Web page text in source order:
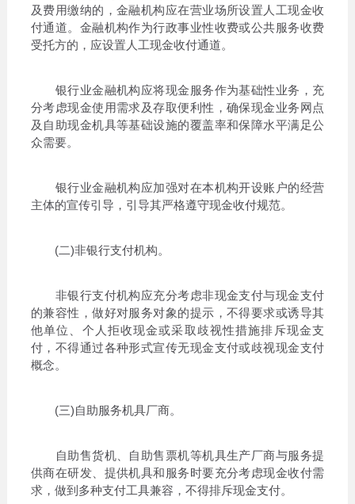
及费用缴纳的，金融机构应在营业场所设置人工现金收
付通道。金融机构作为行政事业性收费或公共服务收费
受托方的，应设置人工现金收付通道。
银行业金融机构应将现金服务作为基础性业务，充
分考虑现金使用需求及存取便利性，确保现金业务网点
及自助现金机具等基础设施的覆盖率和保障水平满足公
众需要。
银行业金融机构应加强对在本机构开设账户的经营
主体的宣传引导，引导其严格遵守现金收付规范。
(二)非银行支付机构。
非银行支付机构应充分考虑非现金支付与现金支付
的兼容性，做好对服务对象的提示，不得要求或诱导其
他单位、个人拒收现金或采取歧视性措施排斥现金支
付，不得通过各种形式宣传无现金支付或歧视现金支付
概念。
(三)自助服务机具厂商。
自助售货机、自助售票机等机具生产厂商与服务提
供商在研发、提供机具和服务时要充分考虑现金收付需
求，做到多种支付工具兼容，不得排斥现金支付。